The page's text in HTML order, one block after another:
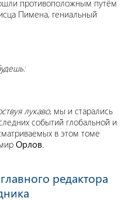
противоположным путём
Пимена, гениальный
лукаво, мы и старались
событий глобальной и
в этом томе
Орлов.
редактора